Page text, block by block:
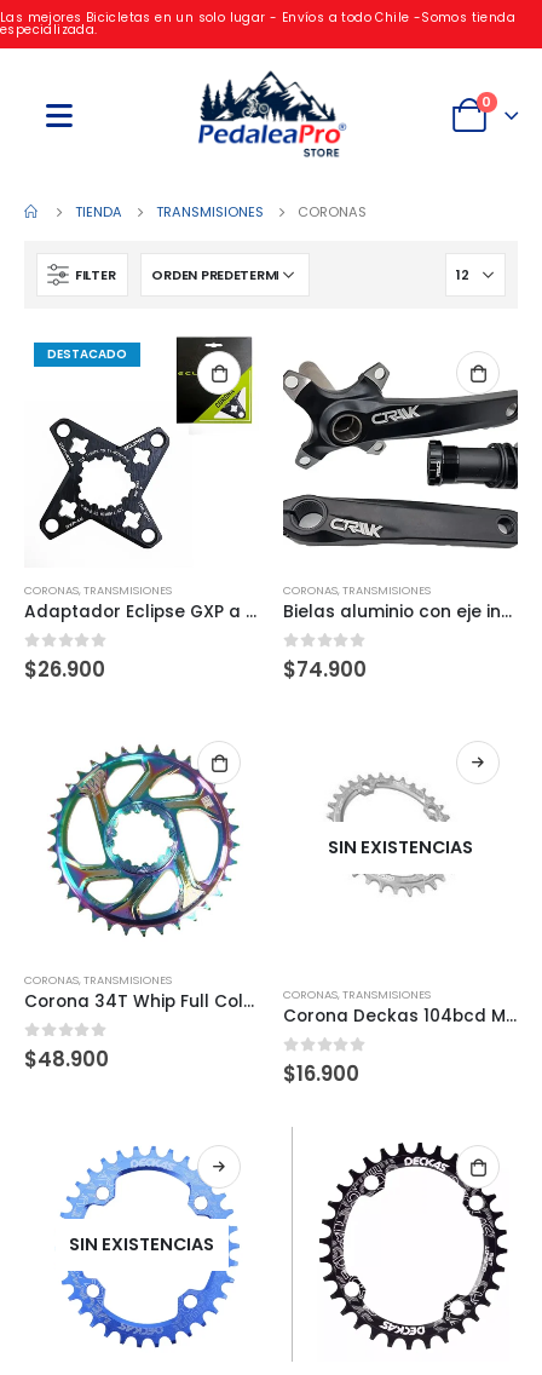
Las mejores Bicicletas en un solo lugar - Envíos a todo Chile -Somos tienda
especializada.
0
TIENDA TRANSMISIONES CORONAS
FILTER
DESTACADO
CORONAS,TRANSMISIONES
Adaptador Eclipse GXP a BCD 104
0 out of 5
$26.900
CORONAS,TRANSMISIONES
Bielas aluminio con eje integrado Crank 170 mm (con motor)
0 out of 5
$74.900
CORONAS,TRANSMISIONES
Corona 34T Whip Full Color Con Logo Display
0 out of 5
$48.900
SIN EXISTENCIAS
CORONAS,TRANSMISIONES
Corona Deckas 104bcd MTB (34T Silver)
0out of 5
$16.900
SIN EXISTENCIAS